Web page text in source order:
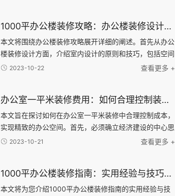
技术企业的独特需求，天太空间设计团队以“专业、高
效、安全”为核心设计原则，精准规划空间架构。我们通
过清晰的动线与功能分区，实现了办公区与实验区的独立
与联动，既保障了研发环境的专业性与安全性，又极大地
1000平办公楼装修攻略：办公楼装修设计、材料选择与施工流程全指南
本文将围绕办公楼装修攻略展开详细的阐述。首先从办公
楼装修设计方面，介绍室内设计的原则和技巧，包括空间
布局、光线利用、色彩搭配等。然后，探讨办公楼装修材
2023-10-22 查看更多 +
办公室一平米装修费用：如何合理控制装修成本，实现精致办公空间的经济建设
本文旨在探讨如何在办公室一平米装修中合理控制成本，
实现精致的办公空间。首先，必须确立经济建设的中心思
想。其次，可以从四个方面入手：定制化设计、材料选
2023-10-21 查看更多 +
1000平办公楼装修指南：实用经验与技巧解密，帮助您打造理想的办公环境！
本文将为您介绍1000平办公楼装修指南的实用经验与技